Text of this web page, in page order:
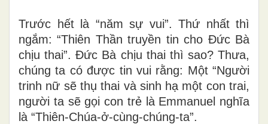
Trước hết là “năm sự vui”. Thứ nhất thì
ngắm: “Thiên Thần truyền tin cho Đức Bà
chịu thai”. Đức Bà chịu thai thì sao? Thưa,
chúng ta có được tin vui rằng: Một “Người
trinh nữ sẽ thụ thai và sinh hạ một con trai,
người ta sẽ gọi con trẻ là Emmanuel nghĩa
là “Thiên-Chúa-ở-cùng-chúng-ta”.